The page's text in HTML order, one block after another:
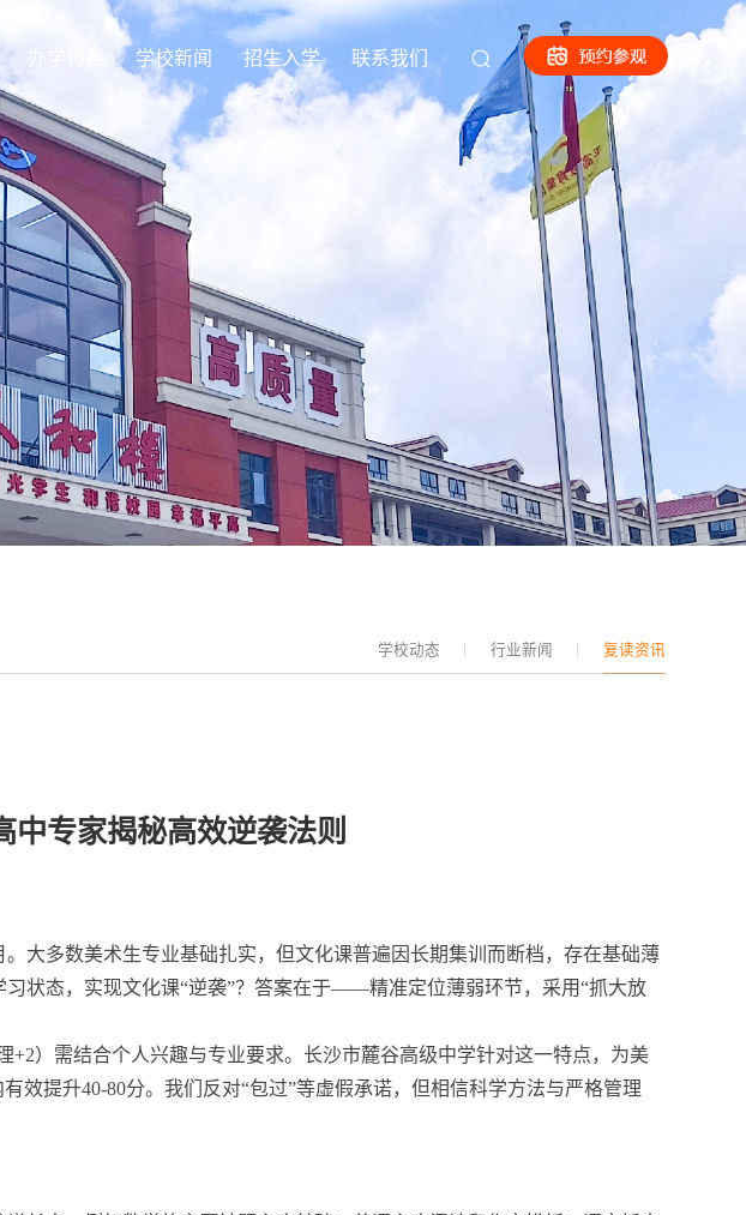
办学特色 学校新闻 招生入学 联系我们
学校动态 行业新闻 复读资讯
中专家揭秘高效逆袭法则
大多数美术生专业基础扎实，但文化课普遍因长期集训而断档，存在基础薄
状态，实现文化课“逆袭”？答案在于——精准定位薄弱环节，采用“抓大放
）需结合个人兴趣与专业要求。长沙市麓谷高级中学针对这一特点，为美
效提升40-80分。我们反对“包过”等虚假承诺，但相信科学方法与严格管理